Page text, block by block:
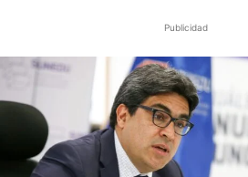
Publicidad